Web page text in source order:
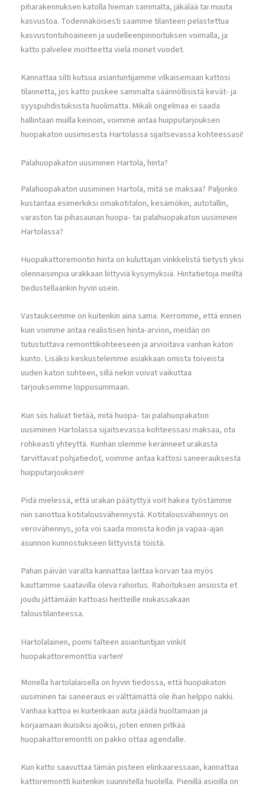
piharakennuksen katolla hieman sammalta, jäkälää tai muuta
kasvustoa. Todennäköisesti saamme tilanteen pelastettua
kasvustontuhoaineen ja uudelleenpinnoituksen voimalla, ja
katto palvelee moitteetta vielä monet vuodet.
Kannattaa silti kutsua asiantuntijamme vilkaisemaan kattosi
tilannetta, jos katto puskee sammalta säännöllisistä kevät- ja
syyspuhdistuksista huolimatta. Mikäli ongelmaa ei saada
hallintaan muilla keinoin, voimme antaa huipputarjouksen
huopakaton uusimisesta Hartolassa sijaitsevassa kohteessasi!
Palahuopakaton uusiminen Hartola, hinta?
Palahuopakaton uusiminen Hartola, mitä se maksaa? Paljonko
kustantaa esimerkiksi omakotitalon, kesämökin, autotallin,
varaston tai pihasaunan huopa- tai palahuopakaton uusiminen
Hartolassa?
Huopakattoremontin hinta on kuluttajan vinkkelistä tietysti yksi
olennaisimpia urakkaan liittyviä kysymyksiä. Hintatietoja meiltä
tiedustellaankin hyvin usein.
Vastauksemme on kuitenkin aina sama. Kerromme, että ennen
kuin voimme antaa realistisen hinta-arvion, meidän on
tutustuttava remonttikohteeseen ja arvioitava vanhan katon
kunto. Lisäksi keskustelemme asiakkaan omista toiveista
uuden katon suhteen, sillä nekin voivat vaikuttaa
tarjouksemme loppusummaan.
Kun siis haluat tietää, mitä huopa- tai palahuopakaton
uusiminen Hartolassa sijaitsevassa kohteessasi maksaa, ota
rohkeasti yhteyttä. Kunhan olemme keränneet urakasta
tarvittavat pohjatiedot, voimme antaa kattosi saneerauksesta
huipputarjouksen!
Pidä mielessä, että urakan päätyttyä voit hakea työstämme
niin sanottua kotitalousvähennystä. Kotitalousvähennys on
verovähennys, jota voi saada monista kodin ja vapaa-ajan
asunnon kunnostukseen liittyvistä töistä.
Pahan päivän varalta kannattaa laittaa korvan taa myös
kauttamme saatavilla oleva rahoitus. Rahoituksen ansiosta et
joudu jättämään kattoasi heitteille niukassakaan
taloustilanteessa.
Hartolalainen, poimi talteen asiantuntijan vinkit
huopakattoremonttia varten!
Monella hartolalaisella on hyvin tiedossa, että huopakaton
uusiminen tai saneeraus ei välttämättä ole ihan helppo nakki.
Vanhaa kattoa ei kuitenkaan auta jäädä huoltamaan ja
korjaamaan ikuisiksi ajoiksi, joten ennen pitkää
huopakattoremontti on pakko ottaa agendalle.
Kun katto saavuttaa tämän pisteen elinkaaressaan, kannattaa
kattoremontti kuitenkin suunnitella huolella. Pienillä asioilla on